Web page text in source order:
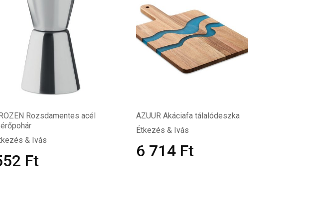
Rozsdamentes acél
& Ivás
Ft
AZUUR Akáciafa tálalódeszka
Étkezés & Ivás
6 714 Ft